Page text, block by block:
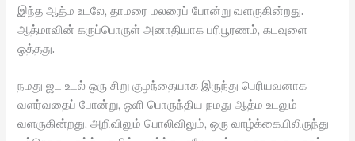
இந்த ஆத்ம உடலே, தாமரை மலரைப் போன்று வளருகின்றது.
ஆத்மாவின் கருப்பொருள் அனாதியாக பரிபூரணம், கடவுளை
ஒத்தது.
நமது ஜட உடல் ஒரு சிறு குழந்தையாக இருந்து பெரியவனாக
வளர்வதைப் போன்று, ஒளி பொருந்திய நமது ஆத்ம உடலும்
வளருகின்றது, அறிவிலும் பொலிவிலும், ஒரு வாழ்க்கையிலிருந்து